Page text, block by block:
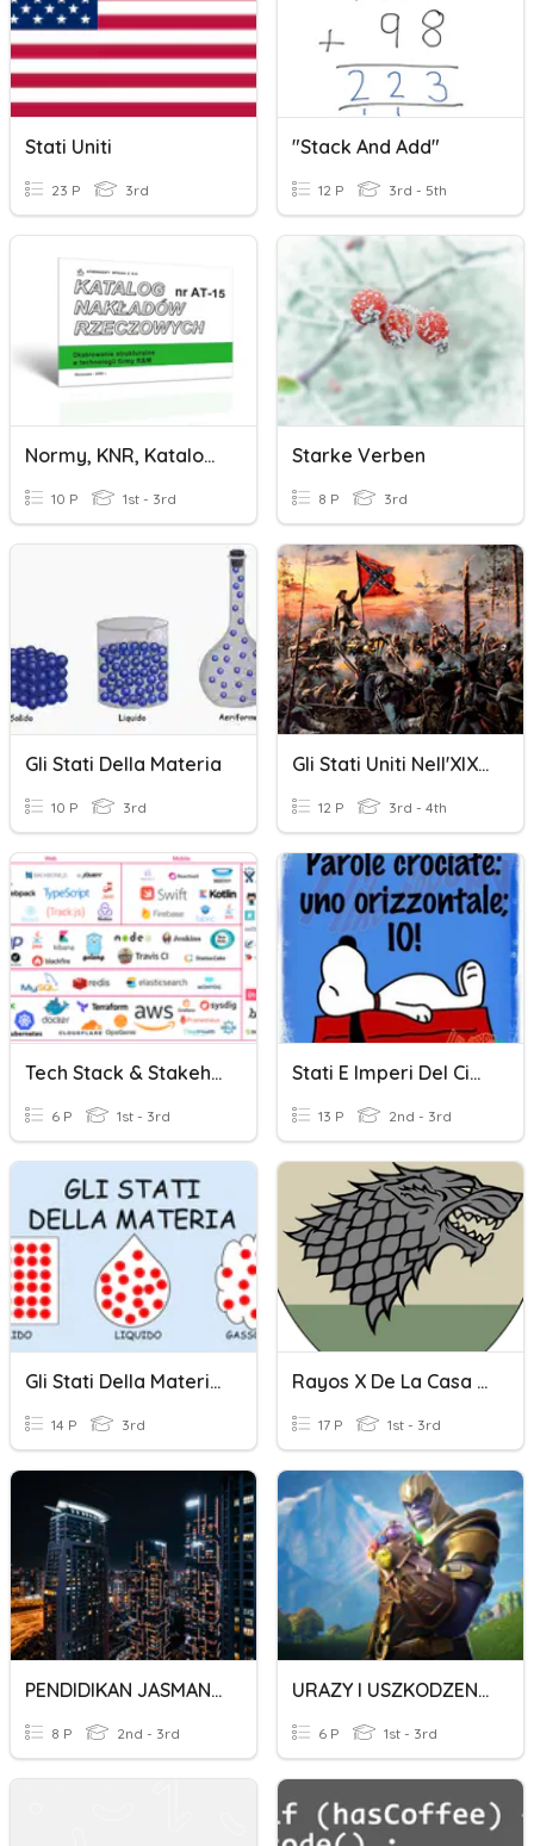
Stati Uniti
23 P 3rd
"Stack And Add"
12 P 3rd - 5th
Normy, KNR, Katalogi Sprzętu Sieciowego, Cenniki
10 P 1st - 3rd
Starke Verben
8 P 3rd
Gli Stati Della Materia
10 P 3rd
Gli Stati Uniti Nell'XIX Secolo
12 P 3rd - 4th
Tech Stack & Stakeholders
6 P 1st - 3rd
Stati E Imperi Del Cinquecento
13 P 2nd - 3rd
Gli Stati Della Materia Classe Terza
14 P 3rd
Rayos X De La Casa Stark
17 P 1st - 3rd
PENDIDIKAN JASMANI THN 3(REGANGAN STATIK)
8 P 2nd - 3rd
URAZY I USZKODZENIA KOŚCI I STAWÓW
6 P 1st - 3rd